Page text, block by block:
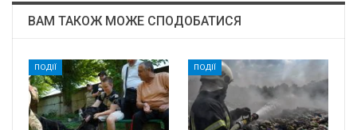
ВАМ ТАКОЖ МОЖЕ СПОДОБАТИСЯ
ПОДІЇ ПОДІЇ